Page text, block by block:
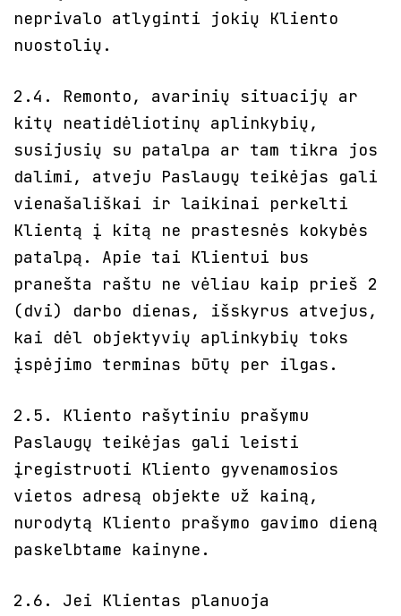
neprivalo atlyginti jokių Kliento
nuostolių.
2.4. Remonto, avarinių situacijų ar
kitų neatidėliotinų aplinkybių,
susijusių su patalpa ar tam tikra jos
dalimi, atveju Paslaugų teikėjas gali
vienašališkai ir laikinai perkelti
Klientą į kitą ne prastesnės kokybės
patalpą. Apie tai Klientui bus
pranešta raštu ne vėliau kaip prieš 2
(dvi) darbo dienas, išskyrus atvejus,
kai dėl objektyvių aplinkybių toks
įspėjimo terminas būtų per ilgas.
2.5. Kliento rašytiniu prašymu
Paslaugų teikėjas gali leisti
įregistruoti Kliento gyvenamosios
vietos adresą objekte už kainą,
nurodytą Kliento prašymo gavimo dieną
paskelbtame kainyne.
2.6. Jei Klientas planuoja